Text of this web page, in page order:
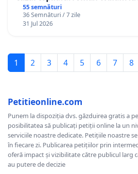
Gheorghe, aflat în plasament în
12 ani
55 semnături
36 Semnături / 7 zile
31 Jul 2026
1 2 3 4 5 6 7 8
Petitieonline.com
Punem la dispoziția dvs. găzduirea gratis a
posibilitatea să publicați petiții online la un
serviciile noastre dedicate. Petițiile noastre
în fiecare zi. Publicarea petițiilor prin
oferă impact și vizibilitate către publicul larg
au putere de decizie